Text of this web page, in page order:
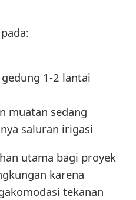
1-2 lantai
muatan sedang
saluran irigasi
utama bagi proyek
karena
tekanan